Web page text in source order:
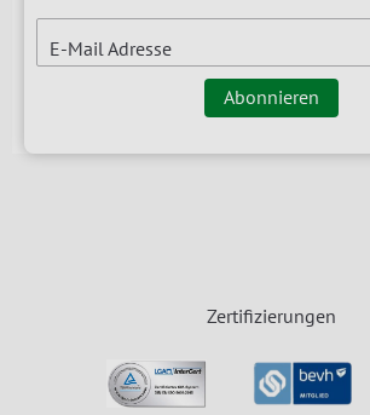
E-Mail Adresse
Abonnieren
Zertifizierungen